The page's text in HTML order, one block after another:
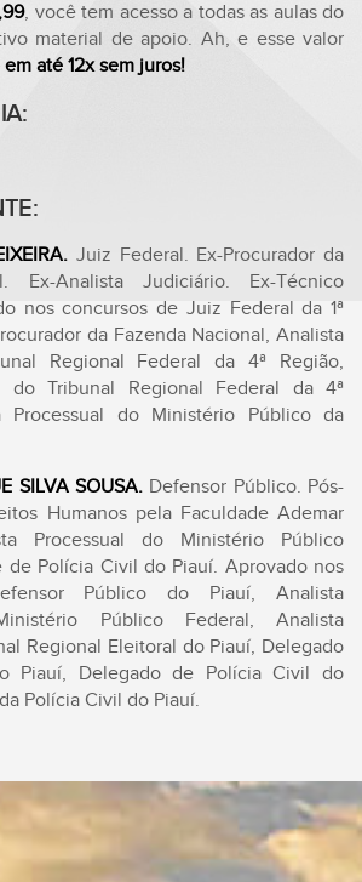
, você tem acesso a todas as aulas do
material de apoio. Ah, e esse valor
até 12x sem juros!
Juiz Federal. Ex-Procurador da
Ex-Analista Judiciário. Ex-Técnico
nos concursos de Juiz Federal da 1ª
da Fazenda Nacional, Analista
Regional Federal da 4ª Região,
do Tribunal Regional Federal da 4ª
Processual do Ministério Público da
SILVA SOUSA. Defensor Público. Pós-
Humanos pela Faculdade Ademar
Processual do Ministério Público
de Polícia Civil do Piauí. Aprovado nos
Público do Piauí, Analista
Público Federal, Analista
Regional Eleitoral do Piauí, Delegado
Piauí, Delegado de Polícia Civil do
Polícia Civil do Piauí.